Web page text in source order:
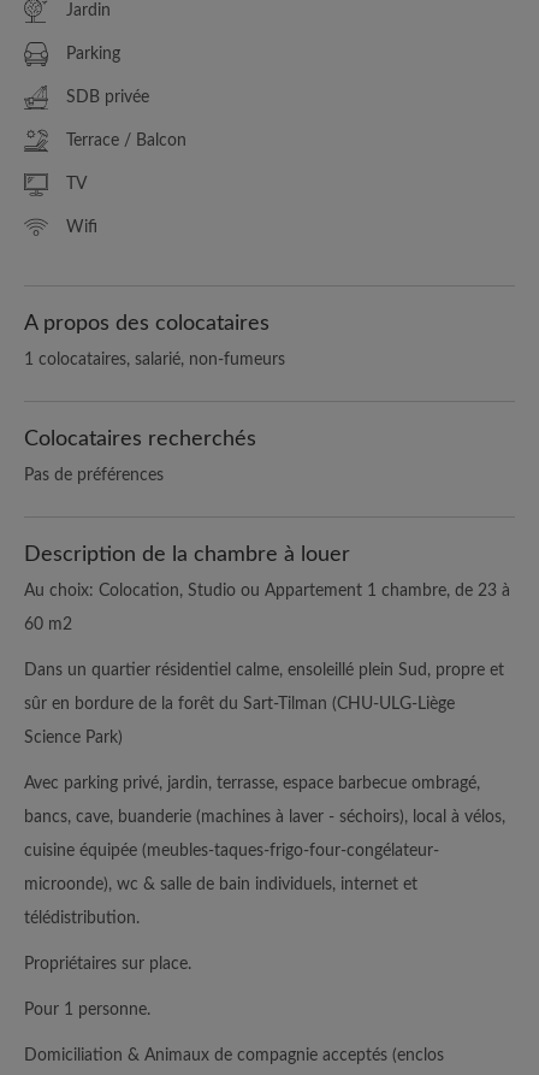
Jardin
Parking
SDB privée
Terrace / Balcon
TV
Wifi
A propos des colocataires
1 colocataires, salarié, non-fumeurs
Colocataires recherchés
Pas de préférences
Description de la chambre à louer
Au choix: Colocation, Studio ou Appartement 1 chambre, de 23 à
60 m2
Dans un quartier résidentiel calme, ensoleillé plein Sud, propre et
sûr en bordure de la forêt du Sart-Tilman (CHU-ULG-Liège
Science Park)
Avec parking privé, jardin, terrasse, espace barbecue ombragé,
bancs, cave, buanderie (machines à laver - séchoirs), local à vélos,
cuisine équipée (meubles-taques-frigo-four-congélateur-
microonde), wc & salle de bain individuels, internet et
télédistribution.
Propriétaires sur place.
Pour 1 personne.
Domiciliation & Animaux de compagnie acceptés (enclos